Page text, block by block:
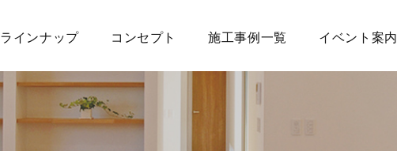
ラインナップ コンセプト 施工事例一覧 イベント案内